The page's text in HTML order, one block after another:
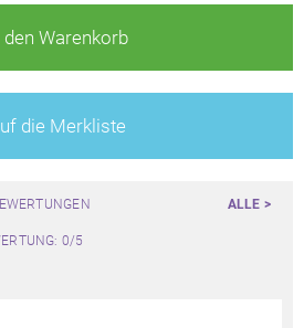
den Warenkorb
die Merkliste
ALLE >
0/5